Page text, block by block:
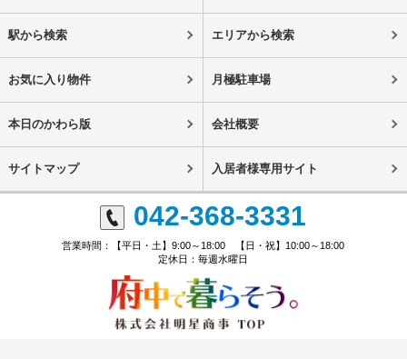
駅から検索 エリアから検索
お気に入り物件 月極駐車場
本日のかわら版 会社概要
サイトマップ 入居者様専用サイト
042-368-3331
営業時間：【平日・土】9:00～18:00 【日・祝】10:00～18:00
定休日：毎週水曜日